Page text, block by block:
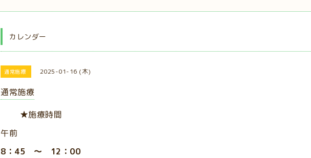
カレンダー
通常施療 2025-01-16 (木)
通常施療
★施療時間
午前
8：45 ～ 12：00